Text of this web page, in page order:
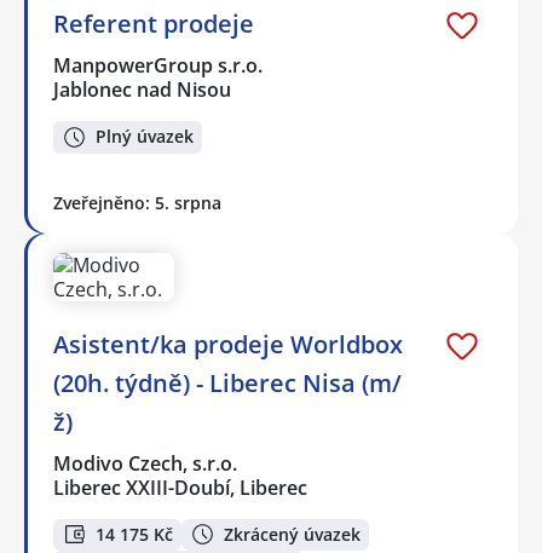
Referent prodeje
ManpowerGroup s.r.o.
Jablonec nad Nisou
Plný úvazek
Zveřejněno: 5. srpna
Asistent/ka prodeje Worldbox
(20h. týdně) - Liberec Nisa (m/
ž)
Modivo Czech, s.r.o.
Liberec XXIII-Doubí, Liberec
14 175 Kč
Zkrácený úvazek